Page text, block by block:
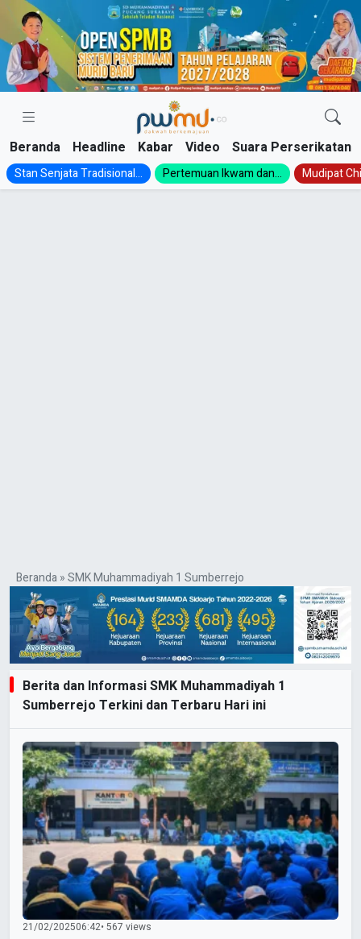
Skip
content
Beranda Headline Kabar Video Suara Perserikatan
Stan Senjata Tradisional... Pertemuan Ikwam dan... Mudipat
Beranda»SMK Muhammadiyah 1 Sumberrejo
Berita dan Informasi SMK Muhammadiyah 1
Sumberrejo Terkini dan Terbaru Hari ini
21/02/202506:42• 567 views